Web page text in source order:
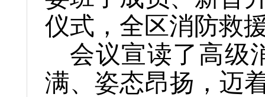
仪式，全区消防救
会议宣读了高级
满、姿态昂扬，迈